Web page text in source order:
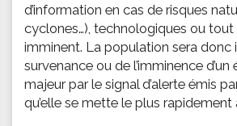
d’information en cas de risques
cyclones…), technologiques ou
imminent. La population sera donc
survenance ou de l’imminence
majeur par le signal d’alerte émis
qu’elle se mette le plus rapidement